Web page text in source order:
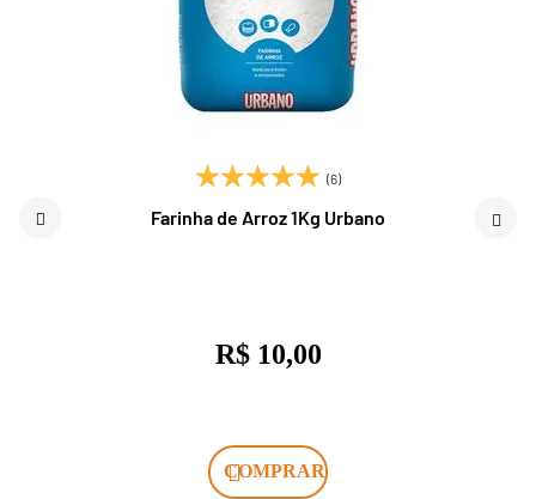
(6)
Farinha de Arroz 1Kg Urbano
R$ 10,00
COMPRAR